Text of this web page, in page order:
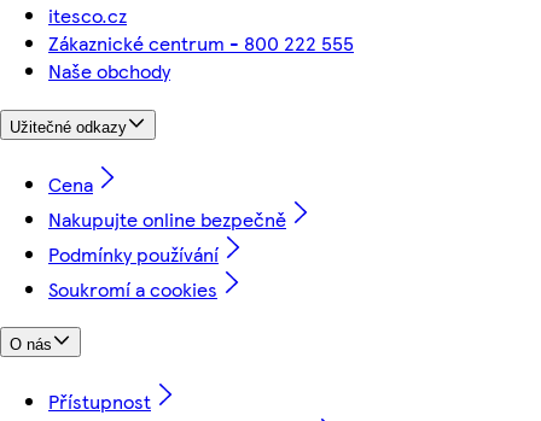
itesco.cz
Zákaznické centrum - 800 222 555
Naše obchody
Užitečné odkazy
Cena
Nakupujte online bezpečně
Podmínky používání
Soukromí a cookies
O nás
Přístupnost